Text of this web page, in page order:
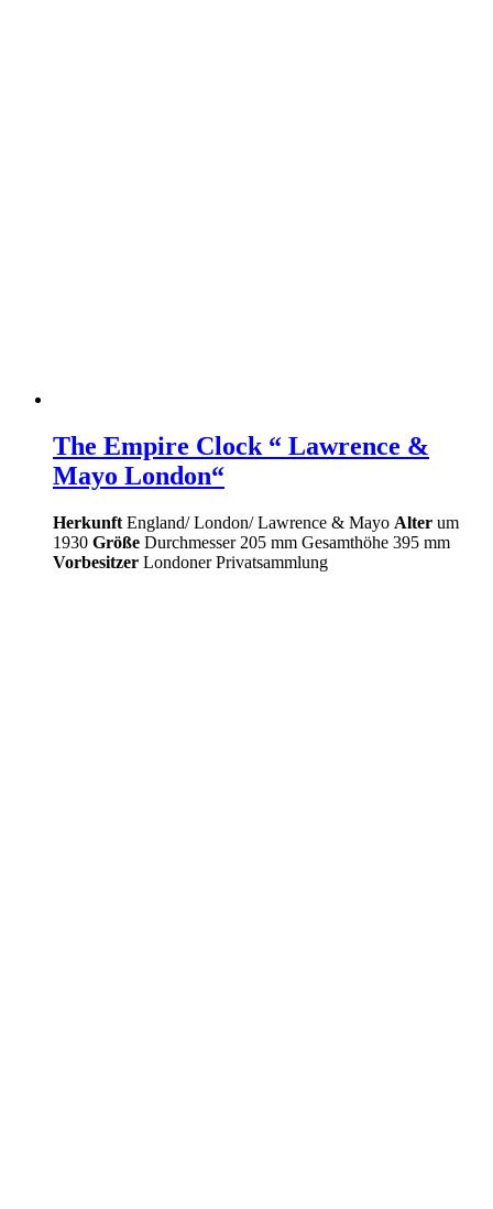
The Empire Clock “ Lawrence &
Mayo London“
Herkunft England/ London/ Lawrence & Mayo Alter um
1930 Größe Durchmesser 205 mm Gesamthöhe 395 mm
Vorbesitzer Londoner Privatsammlung